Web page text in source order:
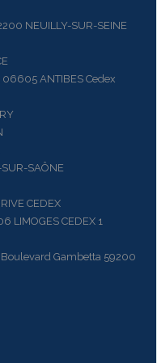
NEUILLY-SUR-SEINE
ANTIBES Cedex
SAÔNE
CEDEX
CEDEX 1
Gambetta 59200